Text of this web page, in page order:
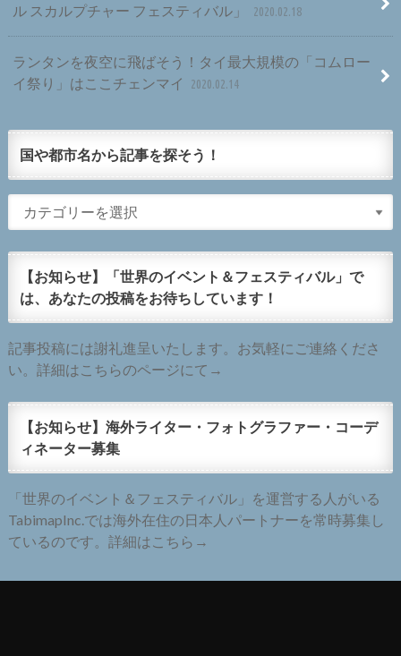
ル スカルプチャー フェスティバル」
2020.02.18
ランタンを夜空に飛ばそう！タイ最大規模の「コムロー
イ祭り」はここチェンマイ
2020.02.14
国や都市名から記事を探そう！
【お知らせ】「世界のイベント＆フェスティバル」で
は、あなたの投稿をお待ちしています！
記事投稿には謝礼進呈いたします。お気軽にご連絡くださ
い。詳細はこちらのページにて→
【お知らせ】海外ライター・フォトグラファー・コーデ
ィネーター募集
「世界のイベント＆フェスティバル」を運営する人がいる
TabimapInc.では海外在住の日本人パートナーを常時募集し
ているのです。詳細はこちら→